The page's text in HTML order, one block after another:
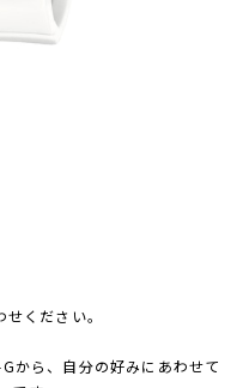
ください。
から、自分の好みにあわせて